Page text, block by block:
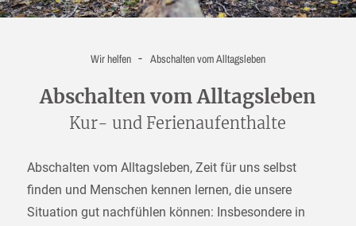
Wir helfen - Abschalten vom Alltagsleben
Abschalten vom Alltagsleben
Kur- und Ferienaufenthalte
Abschalten vom Alltagsleben, Zeit für uns selbst
finden und Menschen kennen lernen, die unsere
Situation gut nachfühlen können: Insbesondere in